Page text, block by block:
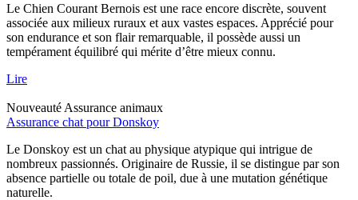
Le Chien Courant Bernois est une race encore discrète, souvent
associée aux milieux ruraux et aux vastes espaces. Apprécié pour
son endurance et son flair remarquable, il possède aussi un
tempérament équilibré qui mérite d’être mieux connu.
Lire
Nouveauté Assurance animaux
Assurance chat pour Donskoy
Le Donskoy est un chat au physique atypique qui intrigue de
nombreux passionnés. Originaire de Russie, il se distingue par son
absence partielle ou totale de poil, due à une mutation génétique
naturelle.